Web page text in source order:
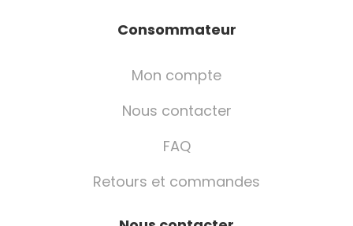
Consommateur
Mon compte
Nous contacter
FAQ
Retours et commandes